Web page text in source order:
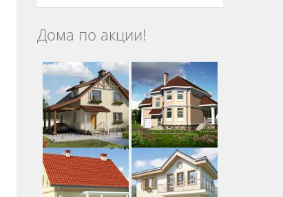
Дома по акции!